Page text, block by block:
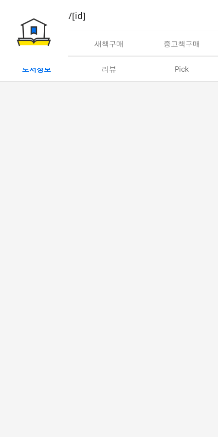
book/rent/[id]
대여 새책구매 중고책구매
도서정보 리뷰 Pick